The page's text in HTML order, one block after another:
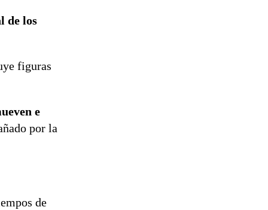
de los
figuras
e
por la
de